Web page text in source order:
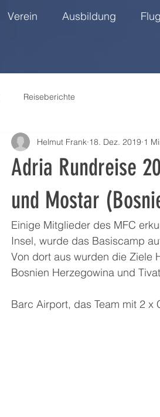
Verein Ausbildung
Reiseberichte
Adria Rundreise
und Mostar
Helmut Frank 18. Dez. 2019 1
Einige Mitglieder des MFC
Insel, wurde das Basiscamp
Von dort aus wurden die Ziele
Bosnien Herzegowina und
Barc Airport, das Team mit 2 x